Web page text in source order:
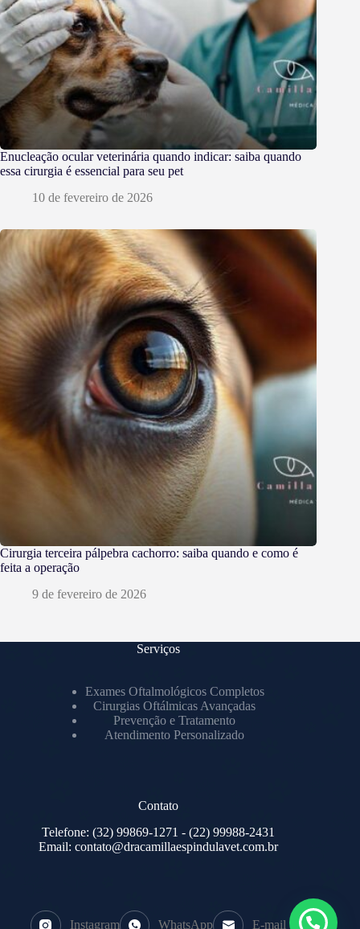
Enucleação ocular veterinária quando indicar: saiba quando
essa cirurgia é essencial para seu pet
10 de fevereiro de 2026
Cirurgia terceira pálpebra cachorro: saiba quando e como é
feita a operação
9 de fevereiro de 2026
Serviços
Exames Oftalmológicos Completos
Cirurgias Oftálmicas Avançadas
Prevenção e Tratamento
Atendimento Personalizado
Contato
Telefone: (32) 99869-1271 - (22) 99988-2431
Email:contato@dracamillaespindulavet.com.br
Instagram WhatsApp E-mail